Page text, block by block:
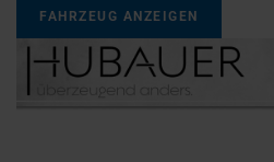
FAHRZEUG ANZEIGEN